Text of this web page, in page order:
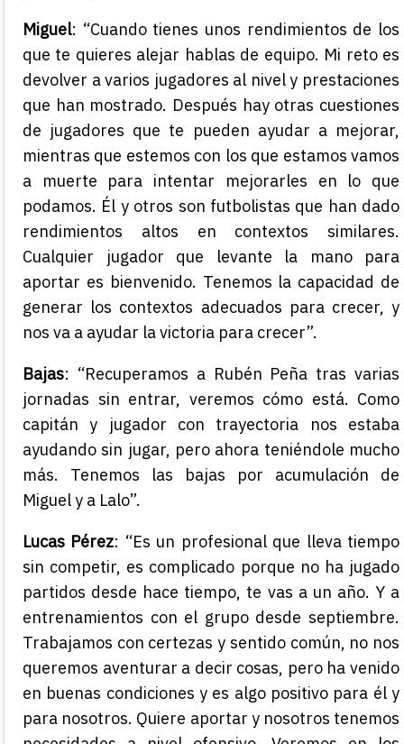
Miguel: “Cuando tienes unos rendimientos de los
que te quieres alejar hablas de equipo. Mi reto es
devolver a varios jugadores al nivel y prestaciones
que han mostrado. Después hay otras cuestiones
de jugadores que te pueden ayudar a mejorar,
mientras que estemos con los que estamos vamos
a muerte para intentar mejorarles en lo que
podamos. Él y otros son futbolistas que han dado
rendimientos altos en contextos similares.
Cualquier jugador que levante la mano para
aportar es bienvenido. Tenemos la capacidad de
generar los contextos adecuados para crecer, y
nos va a ayudar la victoria para crecer”.
Bajas: “Recuperamos a Rubén Peña tras varias
jornadas sin entrar, veremos cómo está. Como
capitán y jugador con trayectoria nos estaba
ayudando sin jugar, pero ahora teniéndole mucho
más. Tenemos las bajas por acumulación de
Miguel y a Lalo”.
Lucas Pérez: “Es un profesional que lleva tiempo
sin competir, es complicado porque no ha jugado
partidos desde hace tiempo, te vas a un año. Y a
entrenamientos con el grupo desde septiembre.
Trabajamos con certezas y sentido común, no nos
queremos aventurar a decir cosas, pero ha venido
en buenas condiciones y es algo positivo para él y
para nosotros. Quiere aportar y nosotros tenemos